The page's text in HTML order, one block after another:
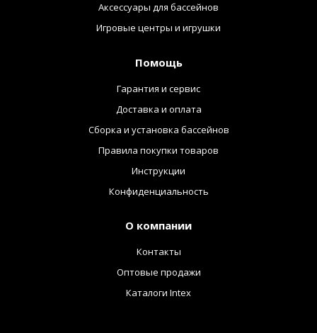
Аксессуары для бассейнов
Игровые центры и игрушки
Помощь
Гарантия и сервис
Доставка и оплата
Сборка и установка бассейнов
Правила покупки товаров
Инструкции
Конфиденциальность
О компании
Контакты
Оптовые продажи
Каталоги Intex